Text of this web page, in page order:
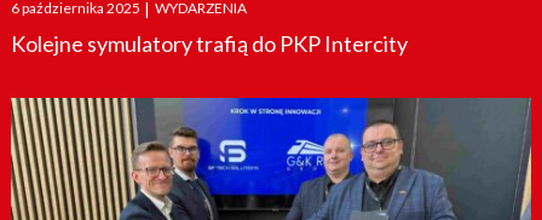
on
6 października 2025 | WYDARZENIA
Kolejne symulatory trafią do PKP Intercity